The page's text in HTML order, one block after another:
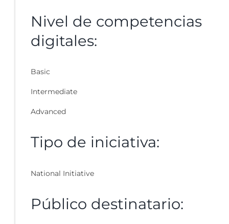
Nivel de competencias
digitales:
Basic
Intermediate
Advanced
Tipo de iniciativa:
National Initiative
Público destinatario: